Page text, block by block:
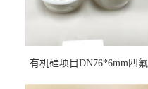
有机硅项目DN76*6mm四氟